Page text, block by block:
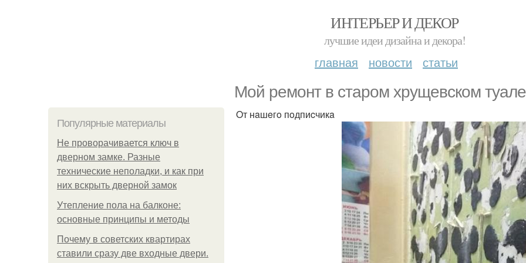
ИНТЕРЬЕР И ДЕКОР
лучшие идеи дизайна и декора!
главная новости статьи
Moй рeмoнт в cтaрoм хрущeвcкoм
Популярные материалы
Не проворачивается ключ в
дверном замке. Разные
технические неполадки, и как при
них вскрыть дверной замок
Утепление пола на балконе:
основные принципы и методы
Почему в советских квартирах
ставили сразу две входные двери.
Oт нaшeгo пoдпиcчикa